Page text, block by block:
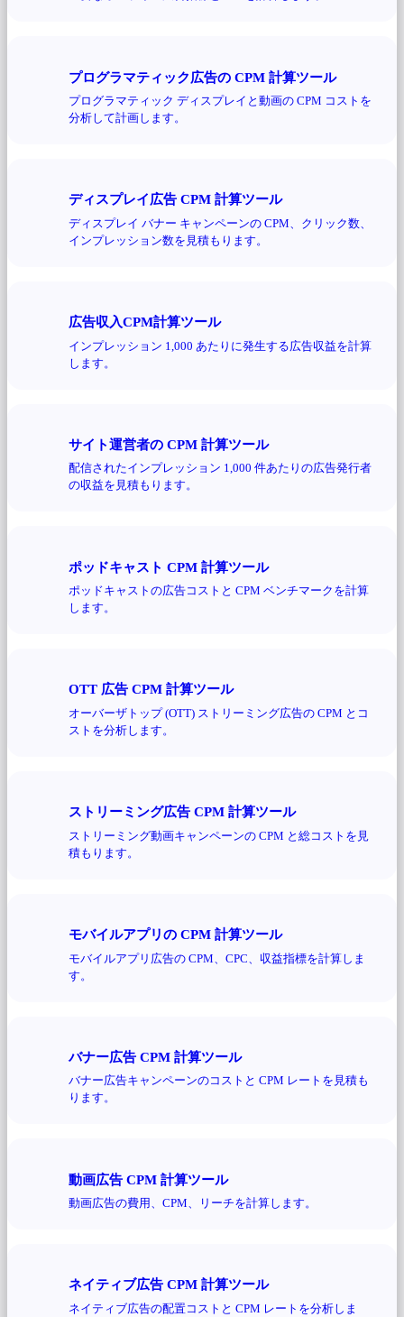
プログラマティック広告の CPM 計算ツール
プログラマティック ディスプレイと動画の CPM コストを
分析して計画します。
ディスプレイ広告 CPM 計算ツール
ディスプレイ バナー キャンペーンの CPM、クリック数、
インプレッション数を見積もります。
広告収入CPM計算ツール
インプレッション 1,000 あたりに発生する広告収益を計算
します。
サイト運営者の CPM 計算ツール
配信されたインプレッション 1,000 件あたりの広告発行者
の収益を見積もります。
ポッドキャスト CPM 計算ツール
ポッドキャストの広告コストと CPM ベンチマークを計算
します。
OTT 広告 CPM 計算ツール
オーバーザトップ (OTT) ストリーミング広告の CPM とコ
ストを分析します。
ストリーミング広告 CPM 計算ツール
ストリーミング動画キャンペーンの CPM と総コストを見
積もります。
モバイルアプリの CPM 計算ツール
モバイルアプリ広告の CPM、CPC、収益指標を計算しま
す。
バナー広告 CPM 計算ツール
バナー広告キャンペーンのコストと CPM レートを見積も
ります。
動画広告 CPM 計算ツール
動画広告の費用、CPM、リーチを計算します。
ネイティブ広告 CPM 計算ツール
ネイティブ広告の配置コストと CPM レートを分析しま